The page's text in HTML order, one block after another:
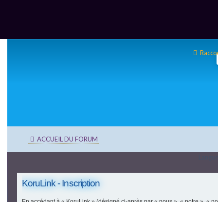
ACCUEIL DU FORUM
KoruLink - Inscription